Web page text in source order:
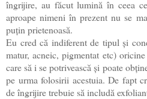
îngrijire, au făcut lumină în ceea
aproape nimeni în prezent nu se
puțin prietenoasă.
Eu cred că indiferent de tipul și
matur, acneic, pigmentat etc)
care să i se potrivească și poate
pe urma folosirii acestuia. De fapt
de îngrijire trebuie să includă